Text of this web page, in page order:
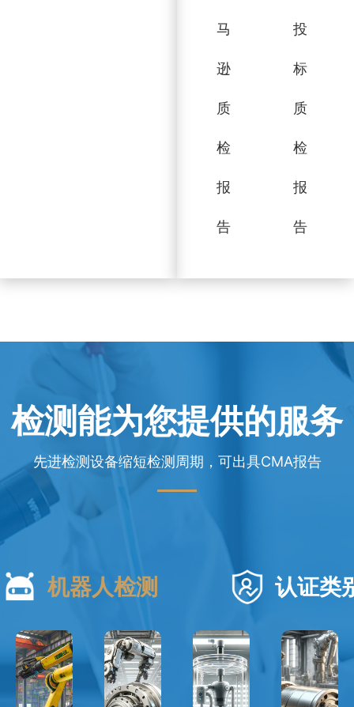
马
逊
质
检
报
告
投
标
质
检
报
告
检测能为您提供的服务
先进检测设备缩短检测周期，可出具CMA报告
机器人检测 认证类